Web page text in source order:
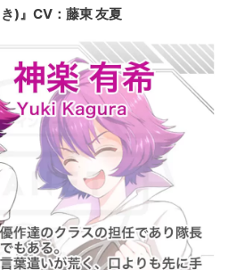
)』CV：藤東 友夏